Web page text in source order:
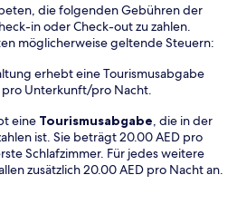
die folgenden Gebühren der
in oder Check-out zu zahlen.
möglicherweise geltende Steuern:
erhebt eine Tourismusabgabe
pro Unterkunft/pro Nacht.
eine Tourismusabgabe, die in der
ist. Sie beträgt 20.00 AED pro
Schlafzimmer. Für jedes weitere
zusätzlich 20.00 AED pro Nacht an.